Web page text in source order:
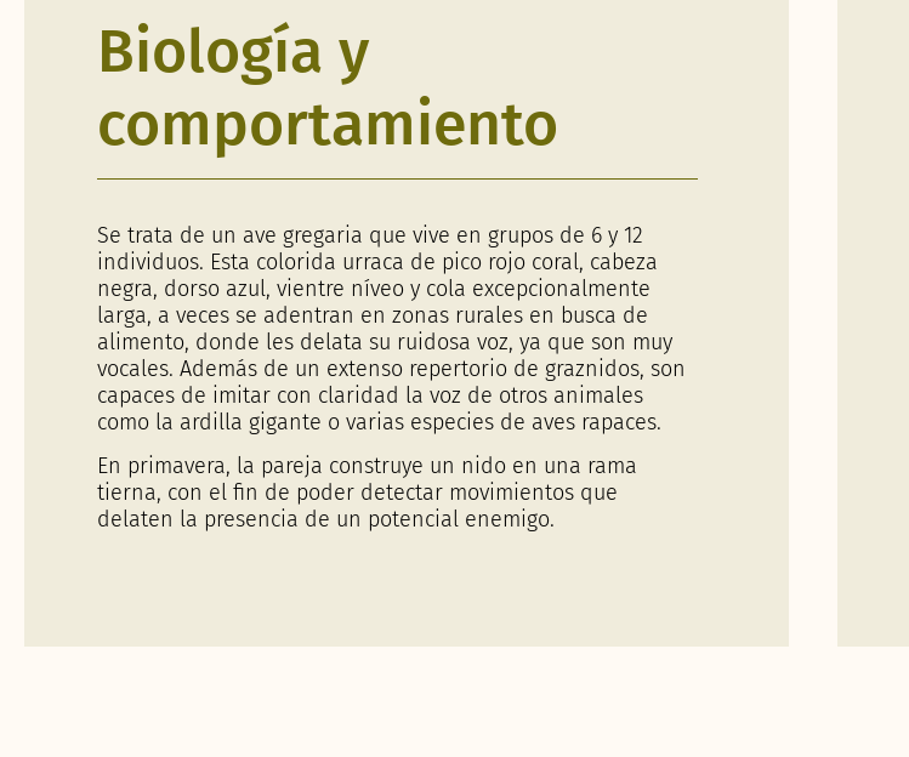
Biología y
comportamiento
Se trata de un ave gregaria que vive en grupos de 6 y 12
individuos. Esta colorida urraca de pico rojo coral, cabeza
negra, dorso azul, vientre níveo y cola excepcionalmente
larga, a veces se adentran en zonas rurales en busca de
alimento, donde les delata su ruidosa voz, ya que son muy
vocales. Además de un extenso repertorio de graznidos, son
capaces de imitar con claridad la voz de otros animales
como la ardilla gigante o varias especies de aves rapaces.
En primavera, la pareja construye un nido en una rama
tierna, con el fin de poder detectar movimientos que
delaten la presencia de un potencial enemigo.